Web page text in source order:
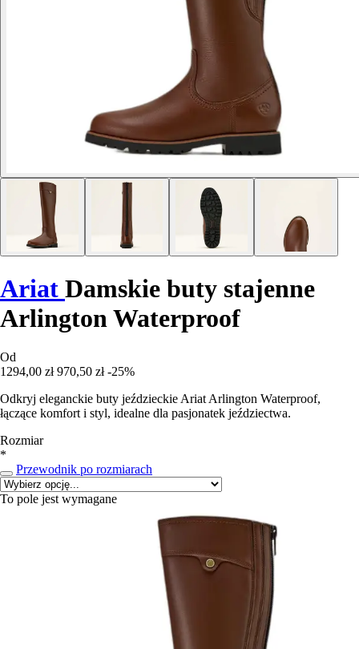
Ariat Damskie buty stajenne
Arlington Waterproof
Od
1294,00 zł 970,50 zł -25%
Odkryj eleganckie buty jeździeckie Ariat Arlington Waterproof,
łączące komfort i styl, idealne dla pasjonatek jeździectwa.
Rozmiar
*
Przewodnik po rozmiarach
To pole jest wymagane